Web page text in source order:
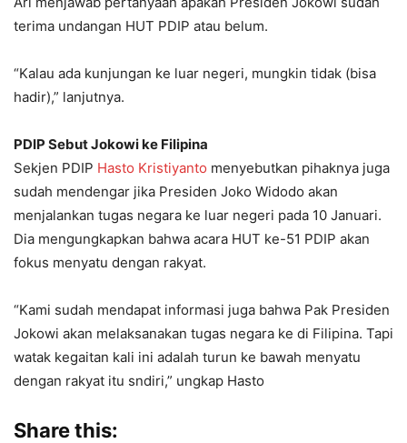
terima undangan HUT PDIP atau belum.
“Kalau ada kunjungan ke luar negeri, mungkin tidak (bisa
hadir),” lanjutnya.
PDIP Sebut Jokowi ke Filipina
Sekjen PDIP Hasto Kristiyanto menyebutkan pihaknya juga
sudah mendengar jika Presiden Joko Widodo akan
menjalankan tugas negara ke luar negeri pada 10 Januari.
Dia mengungkapkan bahwa acara HUT ke-51 PDIP akan
fokus menyatu dengan rakyat.
“Kami sudah mendapat informasi juga bahwa Pak Presiden
Jokowi akan melaksanakan tugas negara ke di Filipina. Tapi
watak kegaitan kali ini adalah turun ke bawah menyatu
dengan rakyat itu sndiri,” ungkap Hasto
Share this: